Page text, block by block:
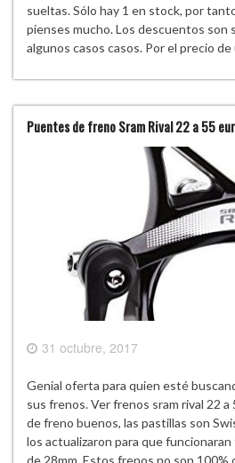
sueltas. Sólo hay 1 en stock, por
pienses mucho. Los descuentos son
algunos casos casos. Por el precio
Puentes de freno Sram Rival 22 a 55
31 octubre, 2017
Genial oferta para quien esté
sus frenos. Ver frenos sram rival 22
de freno buenos, las pastillas son
los actualizaron para que
de 28mm. Estos frenos no son 100%